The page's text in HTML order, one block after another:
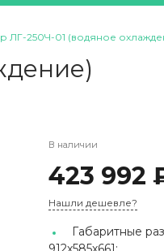
17.00
ЛГ-250Ч-01 (водяное
В наличии
423 992
Нашли дешевле?
Габаритные